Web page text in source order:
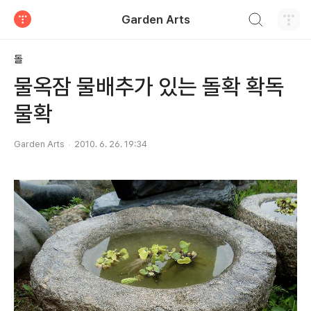
Garden Arts
돌
물옥잠 물배추가 있는 돌확 확독
물확
Garden Arts 2010. 6. 26. 19:34